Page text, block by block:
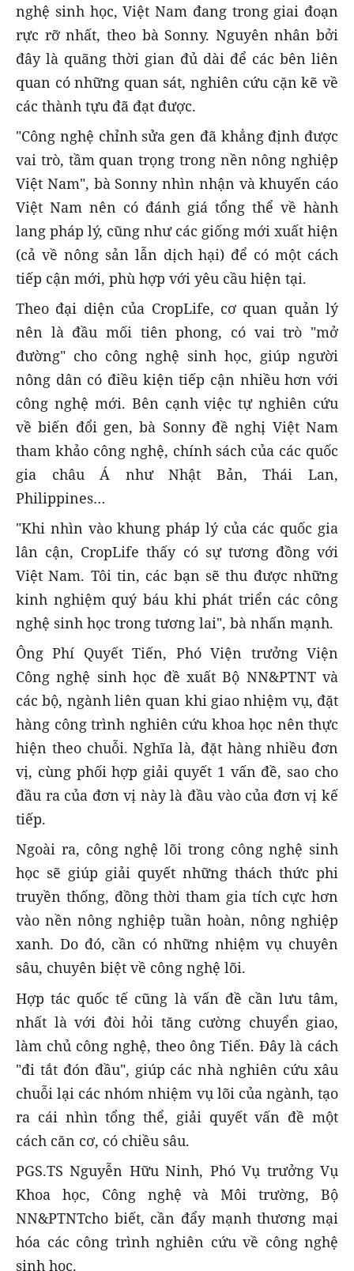
nghệ sinh học, Việt Nam đang trong giai đoạn
rực rỡ nhất, theo bà Sonny. Nguyên nhân bởi
đây là quãng thời gian đủ dài để các bên liên
quan có những quan sát, nghiên cứu cặn kẽ về
các thành tựu đã đạt được.
"Công nghệ chỉnh sửa gen đã khẳng định được
vai trò, tầm quan trọng trong nền nông nghiệp
Việt Nam", bà Sonny nhìn nhận và khuyến cáo
Việt Nam nên có đánh giá tổng thể về hành
lang pháp lý, cũng như các giống mới xuất hiện
(cả về nông sản lẫn dịch hại) để có một cách
tiếp cận mới, phù hợp với yêu cầu hiện tại.
Theo đại diện của CropLife, cơ quan quản lý
nên là đầu mối tiên phong, có vai trò "mở
đường" cho công nghệ sinh học, giúp người
nông dân có điều kiện tiếp cận nhiều hơn với
công nghệ mới. Bên cạnh việc tự nghiên cứu
về biến đổi gen, bà Sonny đề nghị Việt Nam
tham khảo công nghệ, chính sách của các quốc
gia châu Á như Nhật Bản, Thái Lan,
Philippines…
"Khi nhìn vào khung pháp lý của các quốc gia
lân cận, CropLife thấy có sự tương đồng với
Việt Nam. Tôi tin, các bạn sẽ thu được những
kinh nghiệm quý báu khi phát triển các công
nghệ sinh học trong tương lai", bà nhấn mạnh.
Ông Phí Quyết Tiến, Phó Viện trưởng Viện
Công nghệ sinh học đề xuất Bộ NN&PTNT và
các bộ, ngành liên quan khi giao nhiệm vụ, đặt
hàng công trình nghiên cứu khoa học nên thực
hiện theo chuỗi. Nghĩa là, đặt hàng nhiều đơn
vị, cùng phối hợp giải quyết 1 vấn đề, sao cho
đầu ra của đơn vị này là đầu vào của đơn vị kế
tiếp.
Ngoài ra, công nghệ lõi trong công nghệ sinh
học sẽ giúp giải quyết những thách thức phi
truyền thống, đồng thời tham gia tích cực hơn
vào nền nông nghiệp tuần hoàn, nông nghiệp
xanh. Do đó, cần có những nhiệm vụ chuyên
sâu, chuyên biệt về công nghệ lõi.
Hợp tác quốc tế cũng là vấn đề cần lưu tâm,
nhất là với đòi hỏi tăng cường chuyển giao,
làm chủ công nghệ, theo ông Tiến. Đây là cách
"đi tắt đón đầu", giúp các nhà nghiên cứu xâu
chuỗi lại các nhóm nhiệm vụ lõi của ngành, tạo
ra cái nhìn tổng thể, giải quyết vấn đề một
cách căn cơ, có chiều sâu.
PGS.TS Nguyễn Hữu Ninh, Phó Vụ trưởng Vụ
Khoa học, Công nghệ và Môi trường, Bộ
NN&PTNTcho biết, cần đẩy mạnh thương mại
hóa các công trình nghiên cứu về công nghệ
sinh học.